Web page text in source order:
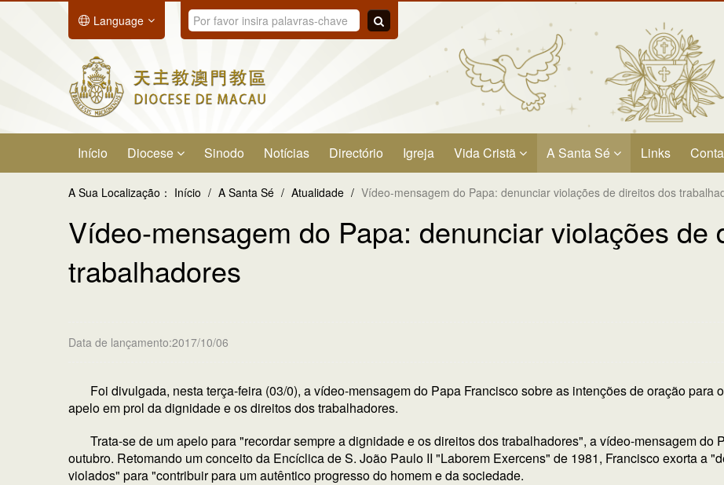
Language
Início Diocese Sinodo Notícias Directório Igreja Vida Cristã A Santa Sé Links
A Sua Localização： Início / A Santa Sé / Atualidade / Vídeo-mensagem do Papa: denunciar violações de direitos dos
Vídeo-mensagem do Papa: denunciar violações de
trabalhadores
Data de lançamento:2017/10/06
Foi divulgada, nesta terça-feira (03/0), a vídeo-mensagem do Papa Francisco sobre as intenções de oração para
apelo em prol da dignidade e os direitos dos trabalhadores.
Trata-se de um apelo para "recordar sempre a dignidade e os direitos dos trabalhadores", a vídeo-mensagem do
outubro. Retomando um conceito da Encíclica de S. João Paulo II "Laborem Exercens" de 1981, Francisco exorta a
violados" para "contribuir para um autêntico progresso do homem e da sociedade.